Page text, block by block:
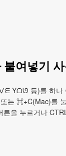
여넣기
Yᗝᘎ 등)를 하나
는 ⌘+C(Mac)를
을 누르거나